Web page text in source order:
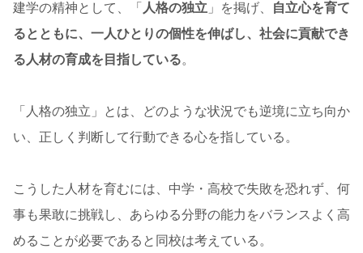
建学の精神として、「 人格の独立 」を掲げ、
自立心を育て
るとともに、一人ひとりの個性を伸ばし、社会に貢献でき
る人材の育成を目指している。
「人格の独立」とは、どのような状況でも逆境に立ち向か
い、正しく判断して行動できる心を指している。
こうした人材を育むには、中学・高校で失敗を恐れず、何
事も果敢に挑戦し、あらゆる分野の能力をバランスよく高
めることが必要であると同校は考えている。